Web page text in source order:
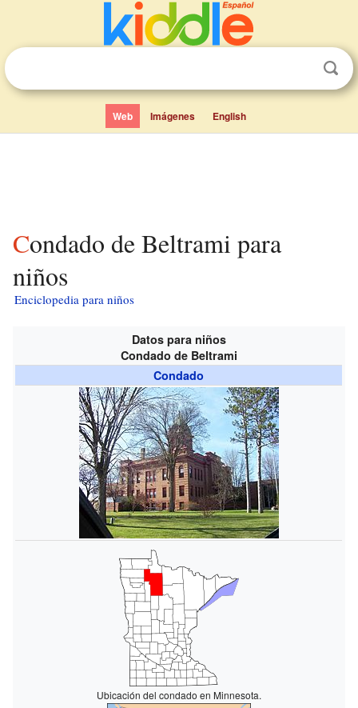
Web Imágenes English
Condado de Beltrami para
niños
Enciclopedia para niños
Datos para niños
Condado de Beltrami
Condado
Ubicación del condado en Minnesota.